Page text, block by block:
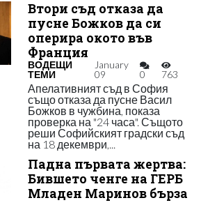
Втори съд отказа да
пусне Божков да си
оперира окото във
Франция
ВОДЕЩИ
ТЕМИ
January
09
0 763
Апелативният съд в София
също отказа да пусне Васил
Божков в чужбина, показа
проверка на "24 часа". Същото
реши Софийският градски съд
на 18 декември,...
Падна първата жертва:
Бившето ченге на ГЕРБ
Младен Маринов бърза